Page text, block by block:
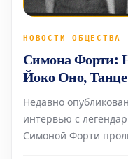
НОВОСТИ ОБЩЕСТВА
Симона Форти:
Йоко Оно, Танце
Недавно
интервью с
Симоной Форти